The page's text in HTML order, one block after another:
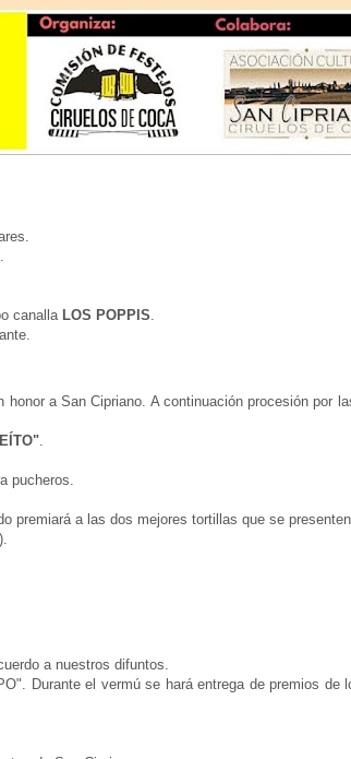
canalla LOS POPPIS
a San Cipriano. A continuación procesión por
pucheros.
premiará a las dos mejores tortillas que se
a nuestros difuntos.
Durante el vermú se hará entrega de premios de